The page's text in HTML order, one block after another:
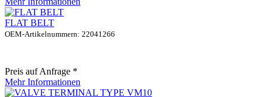
FLAT BELT
OEM-Artikelnummern: 22041266
Preis auf Anfrage *
Mehr Informationen